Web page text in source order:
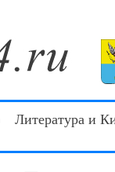
Литература и